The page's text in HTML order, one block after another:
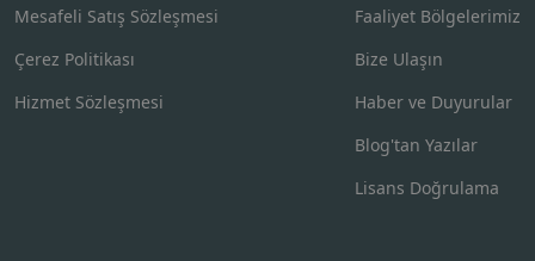
Mesafeli Satış Sözleşmesi
Çerez Politikası
Hizmet Sözleşmesi
Faaliyet Bölgelerimiz
Bize Ulaşın
Haber ve Duyurular
Blog'tan Yazılar
Lisans Doğrulama